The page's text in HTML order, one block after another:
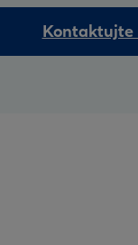
Kontaktujte